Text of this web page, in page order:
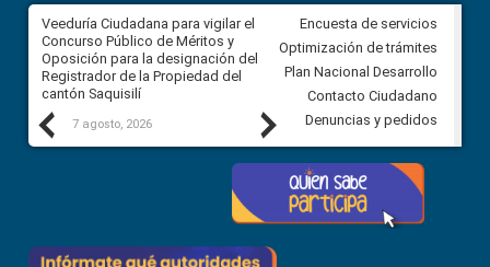
Previous
Veeduría Ciudadana para vigilar el
Concurso Público de Méritos y
Oposición para la designación del
Registrador de la Propiedad del
cantón Saquisilí
7 agosto, 2026
Veeduría Ciudadana para
construcción del asfaltado de
Ballenita del cantón Santa
7 agosto, 2026
Next
Encuesta de servicios
Optimización de trámites
Plan Nacional Desarrollo
Contacto Ciudadano
Denuncias y pedidos